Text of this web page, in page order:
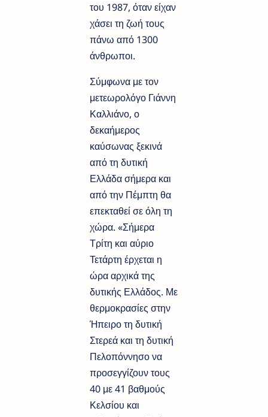
του 1987, όταν είχαν
χάσει τη ζωή τους
πάνω από 1300
άνθρωποι.
Σύμφωνα με τον
μετεωρολόγο Γιάννη
Καλλιάνο, ο
δεκαήμερος
καύσωνας ξεκινά
από τη δυτική
Ελλάδα σήμερα και
από την Πέμπτη θα
επεκταθεί σε όλη τη
χώρα. «Σήμερα
Τρίτη και αύριο
Τετάρτη έρχεται η
ώρα αρχικά της
δυτικής Ελλάδος. Με
θερμοκρασίες στην
Ήπειρο τη δυτική
Στερεά και τη δυτική
Πελοπόννησο να
προσεγγίζουν τους
40 με 41 βαθμούς
Κελσίου και